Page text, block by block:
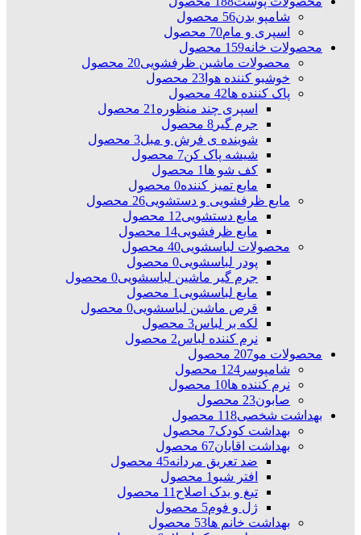
شامپو بدن56 محصول
اسپری و مام70 محصول
محصولات خانه159 محصول
محصولات ماشین ظرفشویی20 محصول
خوشبو کننده هوا 23 محصول
پاک کننده ها42 محصول
اسپری چند منظوره21 محصول
جرم گیر 8 محصول
شوینده ی فرش و مبل3 محصول
شیشه پاک کن7 محصول
کف شو ها1 محصول
مایع تمیز کننده0 محصول
مایع ظرفشویی و دستشویی26 محصول
مایع دستشویی12 محصول
مایع ظرفشویی14 محصول
محصولات لباسشویی40 محصول
پودر لباسشویی0 محصول
جرم گیر ماشین لباسشویی0 محصول
مایع لباسشویی1 محصول
قرص ماشین لباسشویی0 محصول
لکه بر لباس3 محصول
نرم کننده لباس2 محصول
محصولات مو207 محصول
شامپوسر 124 محصول
نرم کننده ها10 محصول
صابون23 محصول
بهداشت شخصی118 محصول
بهداشت کودک7 محصول
بهداشت اقایان67 محصول
ضد تعریق مردانه45 محصول
افتر شیو1 محصول
تیغ و یدک اصلاح11 محصول
ژل و فوم5 محصول
بهداشت خانم ها53 محصول